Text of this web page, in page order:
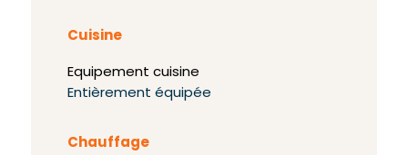
Cuisine
Equipement cuisine
Entièrement équipée
Chauffage